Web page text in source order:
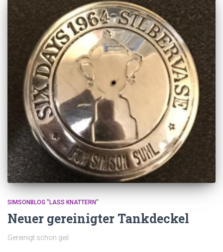
SIMSONBLOG "LASS KNATTERN"
Neuer gereinigter Tankdeckel
Gereinigt schon geil